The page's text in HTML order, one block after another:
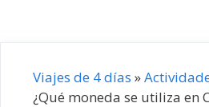
Viajes de 4 días »
¿Qué moneda se utiliza en